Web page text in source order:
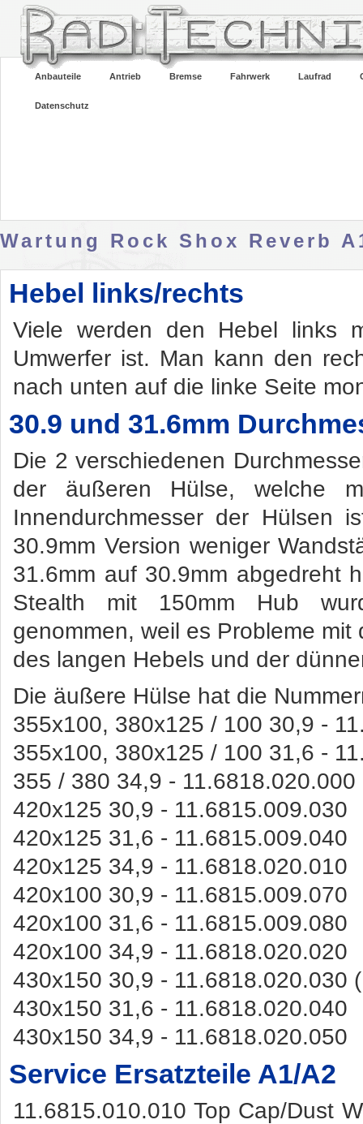
Anbauteile Antrieb Bremse Fahrwerk Laufrad
Datenschutz
Wartung Rock Shox Reverb
Hebel links/rechts
Viele werden den Hebel links
Umwerfer ist. Man kann den
nach unten auf die linke Seite
30.9 und 31.6mm
Die 2 verschiedenen
der äußeren Hülse, welche
Innendurchmesser der Hülsen
30.9mm Version weniger
31.6mm auf 30.9mm abgedreht
Stealth mit 150mm Hub
genommen, weil es Probleme
des langen Hebels und der
Die äußere Hülse hat die
355x100, 380x125 / 100 30,9 -
355x100, 380x125 / 100 31,6 -
355 / 380 34,9 - 11.6818.020.000
420x125 30,9 - 11.6815.009.030
420x125 31,6 - 11.6815.009.040
420x125 34,9 - 11.6818.020.010
420x100 30,9 - 11.6815.009.070
420x100 31,6 - 11.6815.009.080
420x100 34,9 - 11.6818.020.020
430x150 30,9 - 11.6818.020.030
430x150 31,6 - 11.6818.020.040
430x150 34,9 - 11.6818.020.050
Service Ersatzteile A1/A2
11.6815.010.010 Top Cap/Dust